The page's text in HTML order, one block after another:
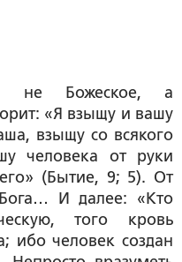
не Божеское, а
«Я взыщу и вашу
взыщу со всякого
человека от руки
(Бытие, 9; 5). От
И далее: «Кто
того кровь
ибо человек создан